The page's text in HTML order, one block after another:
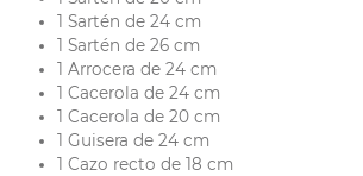
1 Sartén de 24 cm
1 Sartén de 26 cm
1 Arrocera de 24 cm
1 Cacerola de 24 cm
1 Cacerola de 20 cm
1 Guisera de 24 cm
1 Cazo recto de 18 cm